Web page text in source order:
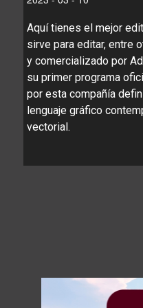
Aquí tienes el mejor
sirve para editar, entre
y comercializado por
su primer programa
por esta compañía
lenguaje gráfico
vectorial.